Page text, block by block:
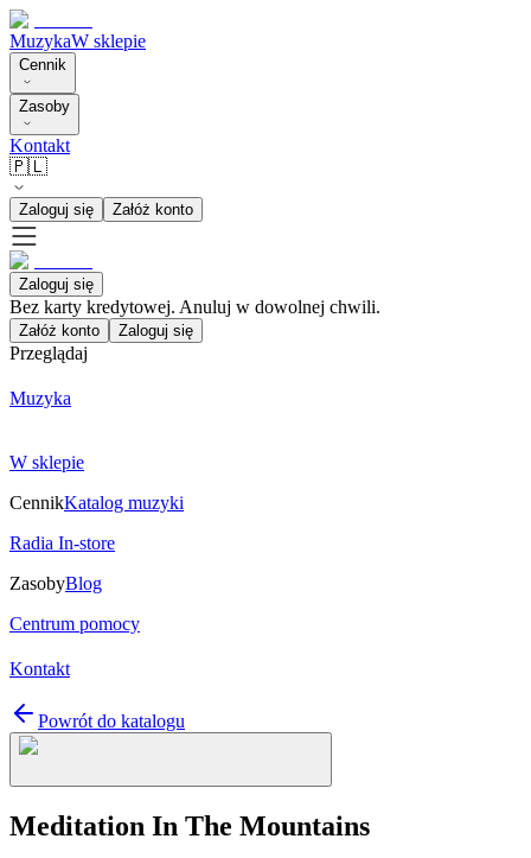
MuzykaW sklepie
Cennik
Zasoby
Kontakt
🇵🇱
Zaloguj się Załóż konto
Zaloguj się
Bez karty kredytowej. Anuluj w dowolnej chwili.
Załóż konto Zaloguj się
Przeglądaj
Muzyka
W sklepie
CennikKatalog muzyki
Radia In-store
ZasobyBlog
Centrum pomocy
Kontakt
Powrót do katalogu
Meditation In The Mountains